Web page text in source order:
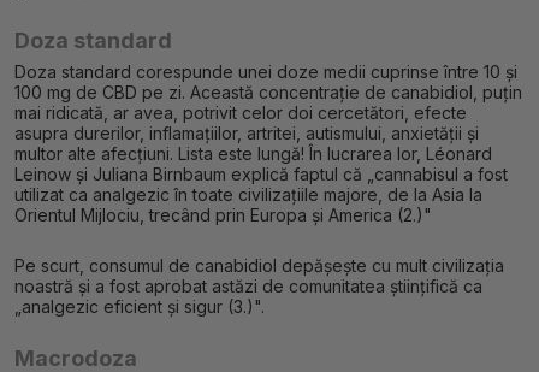
Doza standard
Doza standard corespunde unei doze medii cuprinse între 10 și
100 mg de CBD pe zi. Această concentrație de canabidiol, puțin
mai ridicată, ar avea, potrivit celor doi cercetători, efecte
asupra durerilor, inflamațiilor, artritei, autismului, anxietății și
multor alte afecțiuni. Lista este lungă! În lucrarea lor, Léonard
Leinow și Juliana Birnbaum explică faptul că „cannabisul a fost
utilizat ca analgezic în toate civilizațiile majore, de la Asia la
Orientul Mijlociu, trecând prin Europa și America (2.)"
Pe scurt, consumul de canabidiol depășește cu mult civilizația
noastră și a fost aprobat astăzi de comunitatea științifică ca
„analgezic eficient și sigur (3.)".
Macrodoza